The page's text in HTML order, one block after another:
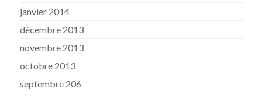
janvier 2014
décembre 2013
novembre 2013
octobre 2013
septembre 206